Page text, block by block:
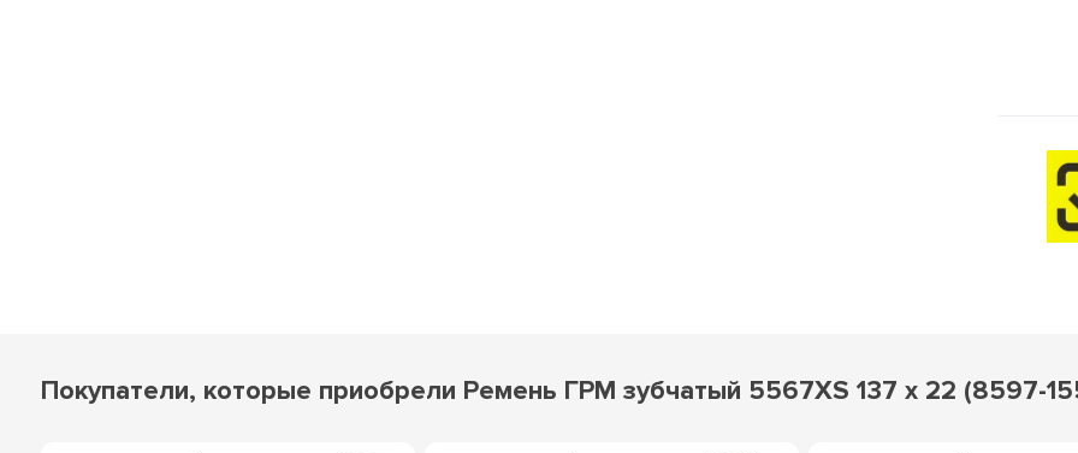
Покупатели, которые приобрели Ремень ГРМ зубчатый 5567XS 137 x 22 (8597-